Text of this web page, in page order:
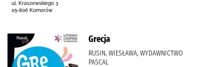
ul. Kraszewskiego 3
05-806 Komorów
Grecja
RUSIN, WIESŁAWA, WYDAWNICTWO
PASCAL